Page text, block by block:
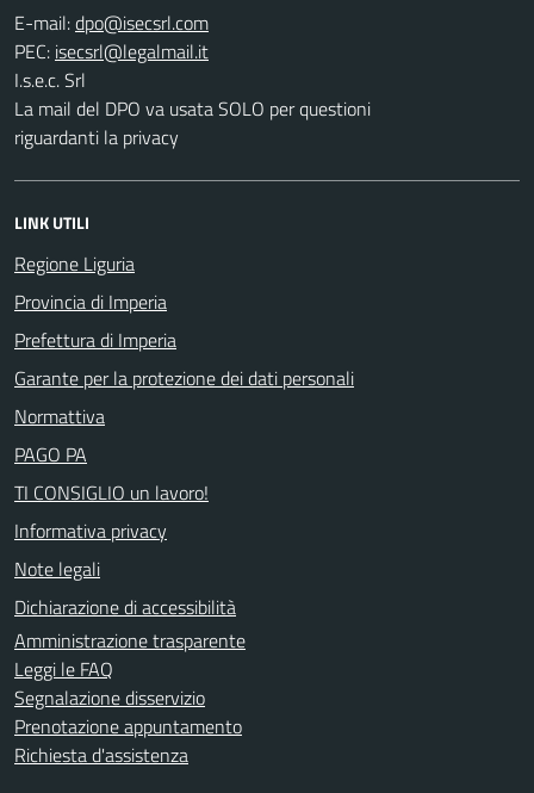
E-mail:
PEC:
I.s.e.c. Srl
La mail del DPO va usata SOLO per questioni
riguardanti la privacy
LINK UTILI
Regione Liguria
Provincia di Imperia
Prefettura di Imperia
Garante per la protezione dei dati personali
Normattiva
PAGO PA
TI CONSIGLIO un lavoro!
Informativa privacy
Note legali
Dichiarazione di accessibilità
Amministrazione trasparente
Leggi le FAQ
Segnalazione disservizio
Prenotazione appuntamento
Richiesta d'assistenza